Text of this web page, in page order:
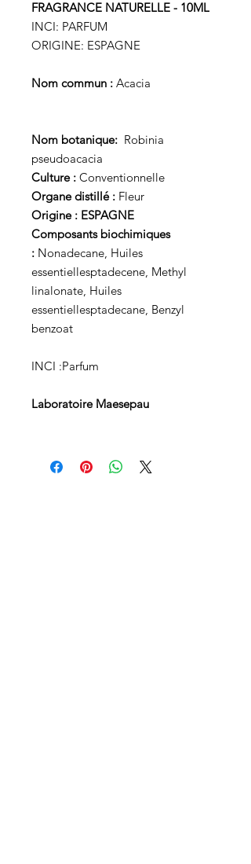
FRAGRANCE NATURELLE - 10ML
INCI: PARFUM
ORIGINE: ESPAGNE
Nom commun : Acacia
Nom botanique: Robinia
pseudoacacia
Culture : Conventionnelle
Organe distillé : Fleur
Origine : ESPAGNE
Composants biochimiques
: Nonadecane, Huiles
essentiellesptadecene, Methyl
linalonate, Huiles
essentiellesptadecane, Benzyl
benzoat
INCI :Parfum
Laboratoire Maesepau